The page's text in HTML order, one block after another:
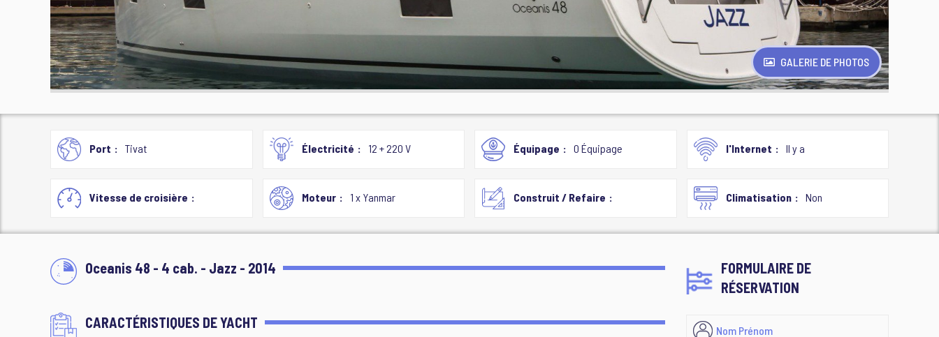
GALERIE DE PHOTOS
Port Tivat Électricité 12 + 220 V Équipage 0 Équipage l'Internet Il y a
Vitesse de croisière Moteur 1 x Yanmar Construit / Refaire Climatisation Non
Oceanis 48 - 4 cab. - Jazz - 2014
CARACTÉRISTIQUES DE YACHT
FORMULAIRE DE
RÉSERVATION